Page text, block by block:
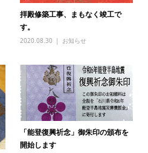
拝殿修築工事、まもなく竣工で
す。
2020.08.30
お知らせ
「能登復興祈念」御朱印の頒布を
開始します